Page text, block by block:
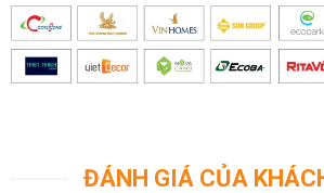
ĐÁNH GIÁ CỦA